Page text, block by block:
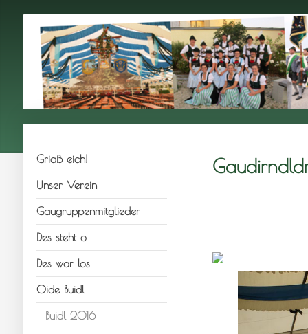
Griaß eich!
Unser Verein
Gaugruppenmitglieder
Des steht o
Des war los
Oide Buidl
Buidl 2016